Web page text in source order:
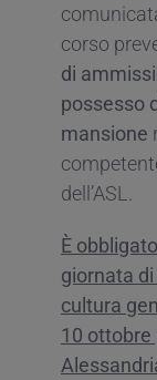
corso
di
possesso
mansione
dell’ASL.
È
giornata
cultura
10 ottobre